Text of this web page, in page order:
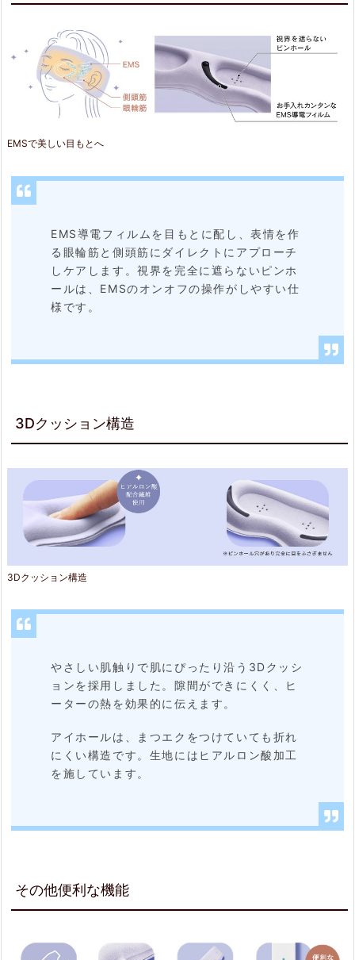
利
な
能
EMSで美しい目もとへ
EMS導電フィルムを目もとに配し、表情を作
る眼輪筋と側頭筋にダイレクトにアプローチ
しケアします。視界を完全に遮らないピンホ
ールは、EMSのオンオフの操作がしやすい仕
様です。
3Dクッション構造
3Dクッション構造
やさしい肌触りで肌にぴったり沿う3Dクッシ
ョンを採用しました。隙間ができにくく、ヒ
ーターの熱を効果的に伝えます。
アイホールは、まつエクをつけていても折れ
にくい構造です。生地にはヒアルロン酸加工
を施しています。
その他便利な機能